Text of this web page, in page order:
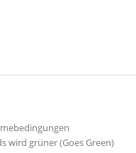
wird grüner (Goes Green)